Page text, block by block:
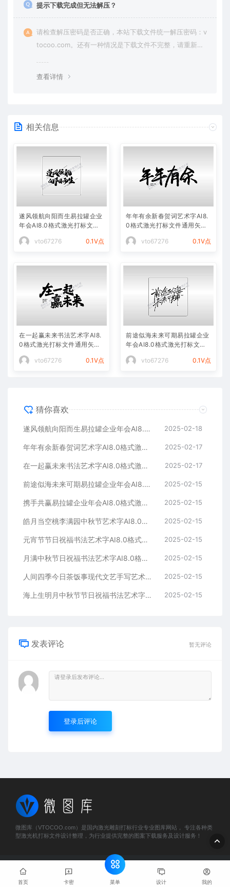
提示下载完成但无法解压？
请检查解压密码是否正确，本站下载文件统一解压密码：v
tocoo.com。还有一种情况是下载文件不完整，请重新下
查看详情
相关信息
遂风领航向阳而生易拉罐企业
年会AI8.0格式激光打标文件
通用矢量图
vto67276
0.1V点
年年有余新春贺词艺术字AI8.
0格式激光打标文件通用矢量
图
vto67276
0.1V点
在一起赢未来书法艺术字AI8.
0格式激光打标文件通用矢量
图
vto67276
0.1V点
前途似海未来可期易拉罐企业
年会AI8.0格式激光打标文件
通用矢量图
vto67276
0.1V点
猜你喜欢
遂风领航向阳而生易拉罐企业年会AI8.0格式激光打标文件通用矢量图 2025-02-18
年年有余新春贺词艺术字AI8.0格式激光打标文件通用矢量图 2025-02-17
在一起赢未来书法艺术字AI8.0格式激光打标文件通用矢量图 2025-02-17
前途似海未来可期易拉罐企业年会AI8.0格式激光打标文件通用矢量图 2025-02-15
携手共赢易拉罐企业年会AI8.0格式激光打标文件通用矢量图 2025-02-15
皓月当空桃李满园中秋节艺术字AI8.0格式激光打标文件通用矢量图 2025-02-15
元宵节节日祝福书法艺术字AI8.0格式激光打标文件通用矢量图 2025-02-15
月满中秋节日祝福书法艺术字AI8.0格式激光打标文件通用矢量图 2025-02-15
人间四季今日茶饭事现代文艺手写艺术字AI8.0格式激光打标文件通用矢量图 2025-02-15
海上生明月中秋节节日祝福书法艺术字AI8.0格式激光打标文件通用矢量图 2025-02-15
发表评论 暂无评论
登录后评论
微图库（VTOCOO.com）是国内激光雕刻打标行业专业图库网站， 专注各种类
型激光机打标文件设计整理，为行业提供完整的图案下载服务及设计服务！
© 2023 微图库 - vtocoo.com & Lancer . All rights reserved
ICP备2025466884号
首页 卡密 菜单 设计 我的